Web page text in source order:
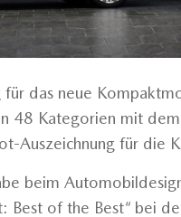
für das neue
48 Kategorien mit dem
Auszeichnung für die
beim
Best of the Best“ bei